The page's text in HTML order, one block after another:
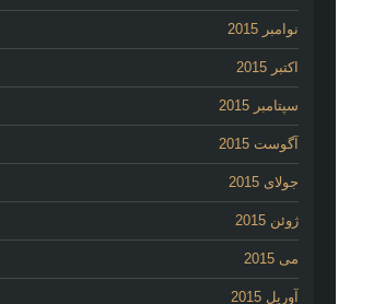
نوامبر 2015
اکتبر 2015
سپتامبر 2015
آگوست 2015
جولای 2015
ژوئن 2015
می 2015
آوریل 2015